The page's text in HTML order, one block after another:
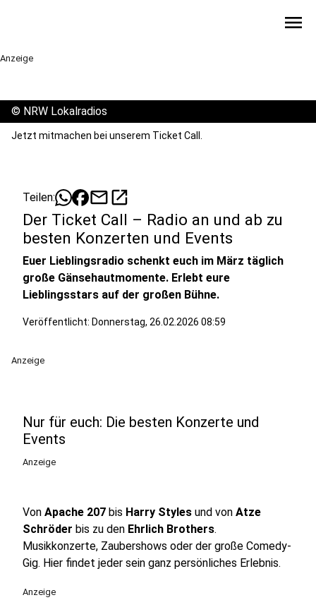
menu
Anzeige
© NRW Lokalradios
Jetzt mitmachen bei unserem Ticket Call.
Teilen: mailopen_in_new
Der Ticket Call – Radio an und ab zu
besten Konzerten und Events
Euer Lieblingsradio schenkt euch im März täglich
große Gänsehautmomente. Erlebt eure
Lieblingsstars auf der großen Bühne.
Veröffentlicht: Donnerstag, 26.02.2026 08:59
Anzeige
Nur für euch: Die besten Konzerte und
Events
Anzeige
Von Apache 207 bis Harry Styles und von Atze
Schröder bis zu den Ehrlich Brothers.
Musikkonzerte, Zaubershows oder der große Comedy-
Gig. Hier findet jeder sein ganz persönliches Erlebnis.
Anzeige